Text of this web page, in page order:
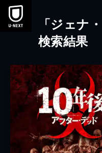
本文へスキップ
「ジェナ
検索結果